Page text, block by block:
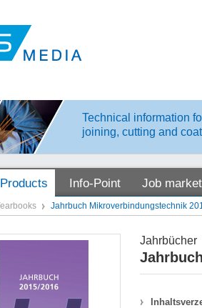
Technical information
joining, cutting and
Products Info-Point Job market
Jahrbuch Mikroverbindungstechnik
Jahrbücher